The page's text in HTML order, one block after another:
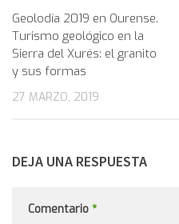
Geolodía 2019 en Ourense.
Turismo geológico en la
Sierra del Xurés: el granito
y sus formas
27 MARZO, 2019
DEJA UNA RESPUESTA
Comentario *